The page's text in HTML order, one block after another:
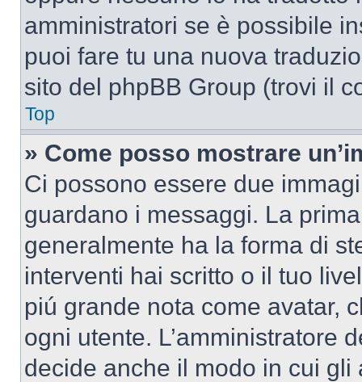
amministratori se è possibile
puoi fare tu una nuova
sito del phpBB Group (trovi il
Top
» Come posso mostrare
Ci possono essere due
guardano i messaggi. La
generalmente ha la forma di
interventi hai scritto o il tuo
piú grande nota come avatar,
ogni utente. L’amministratore
decide anche il modo in cui